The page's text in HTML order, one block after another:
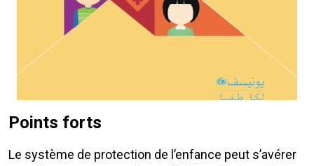
Points forts
Le système de protection de l’enfance peut s’avérer